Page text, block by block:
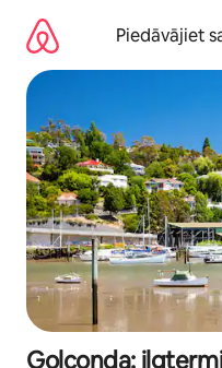
saturu
Piedāvājiet
Golconda: